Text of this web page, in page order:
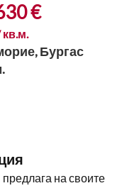
€
кв.м.
Бургас
на своите